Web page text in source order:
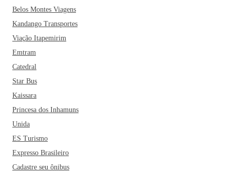
Belos Montes Viagens
Kandango Transportes
Viação Itapemirim
Emtram
Catedral
Star Bus
Kaissara
Princesa dos Inhamuns
Unida
ES Turismo
Expresso Brasileiro
Cadastre seu ônibus